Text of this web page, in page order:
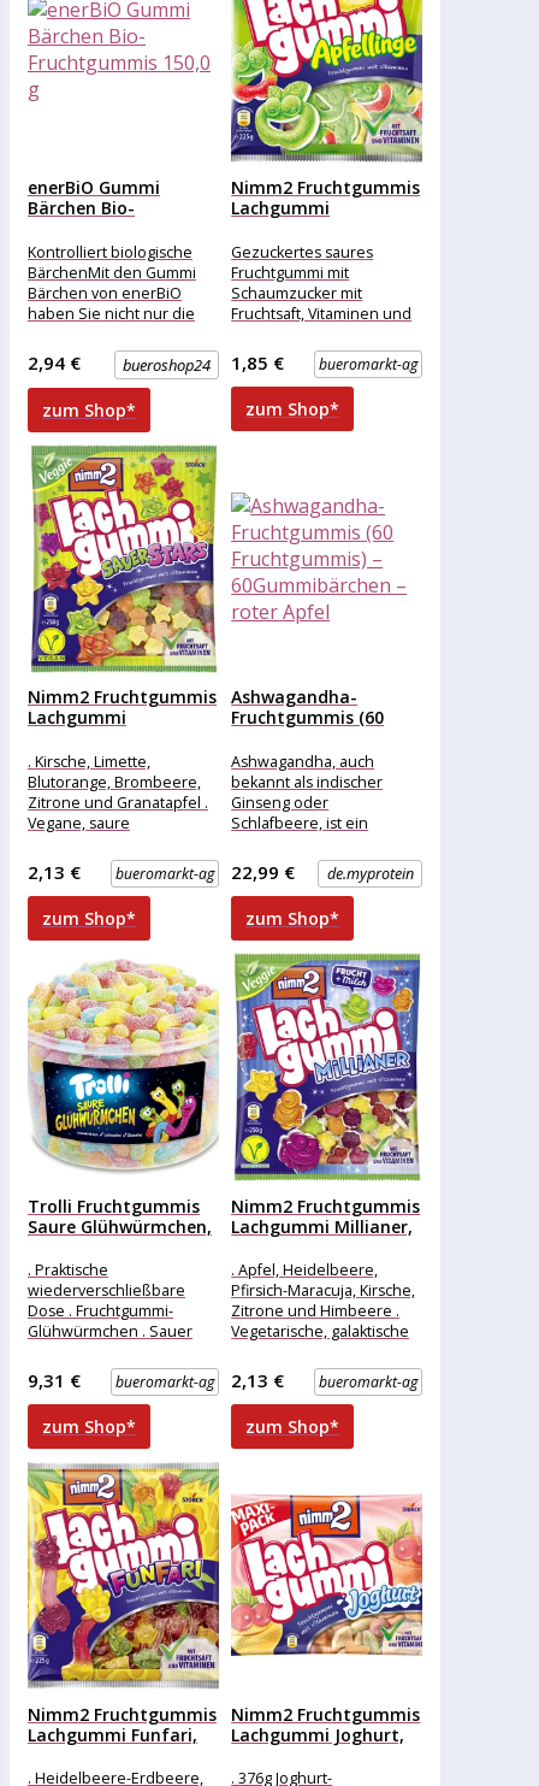
enerBiO Gummi
Bärchen Bio-
Kontrolliert biologische
BärchenMit den Gummi
Bärchen von enerBiO
haben Sie nicht nur die
Inhaltsstoffe, sondern
gleichzeitig extra-
fruchtigen
bueroshop24
2,94 €
zum Shop*
Nimm2 Fruchtgummis
Lachgummi
Fruchtsaft und...
Gezuckertes saures
Fruchtgummi mit
Schaumzucker mit
Fruchtsaft, Vitaminen und
Merkmale: Verpackung:
Kleinpackung Geschmack:
Frucht, sauer Zutaten:
Glukosesirup, Zucker,
Fruchtsaft
bueromarkt-ag
1,85 €
zum Shop*
Nimm2 Fruchtgummis
Lachgummi
Fruchtsaft und...
. Kirsche, Limette,
Blutorange, Brombeere,
Zitrone und Granatapfel .
Vegane, saure
fröhlichen Gesichtern
Merkmale: Ausführung:
Mix, vegan, vegetarisch
bueromarkt-ag
2,13 €
zum Shop*
Ashwagandha-
Fruchtgummis (60
60Gummibärchen –
roter...
Ashwagandha, auch
bekannt als indischer
Ginseng oder
Schlafbeere, ist ein
Indien, das häufig in der
ayurvedischen Medizin
de.myprotein
22,99 €
zum Shop*
Trolli Fruchtgummis
Saure Glühwürmchen,
. Praktische
wiederverschließbare
Dose . Fruchtgummi-
Glühwürmchen . Sauer
Ausführung: Mix
Verpackung: Großpackung
Geschmack: Frucht, sauer
weitere
Produktinformationen:
bueromarkt-ag
9,31 €
zum Shop*
Nimm2 Fruchtgummis
Lachgummi Millianer,
Fruchtsaft...
. Apfel, Heidelbeere,
Pfirsich-Maracuja, Kirsche,
Zitrone und Himbeere .
Vegetarische, galaktische
föhlichen Gesichtern .
Fruchtgummis auf einer
soften
bueromarkt-ag
2,13 €
zum Shop*
Nimm2 Fruchtgummis
Lachgummi Funfari,
. Heidelbeere-Erdbeere,
Nimm2 Fruchtgummis
Lachgummi Joghurt,
. 376g Joghurt-